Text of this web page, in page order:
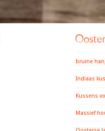
bruine
Indiaas
Kussens
Massief